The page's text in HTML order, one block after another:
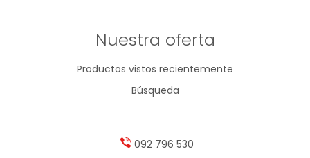
Nuestra oferta
Productos vistos recientemente
Búsqueda
092 796 530